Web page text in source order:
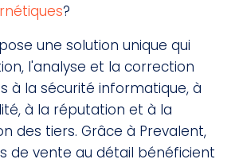
?
une solution unique qui
l'analyse et la correction
à la sécurité informatique, à
à la réputation et à la
des tiers. Grâce à Prevalent,
de vente au détail bénéficient